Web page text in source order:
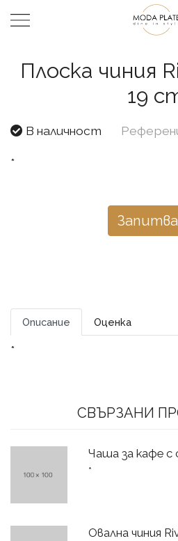
Плоска чиния
19
В наличност
*
Описание Оценка
*
СВЪРЗАНИ
Чаша за кафе с
*
Овална чиния